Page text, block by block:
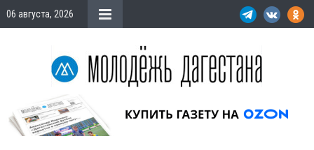
06 августа, 2026